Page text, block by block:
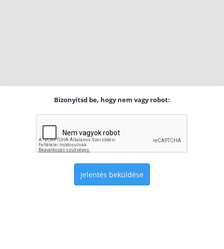
Bizonyítsd be, hogy nem vagy robot:
Jelentés beküldése